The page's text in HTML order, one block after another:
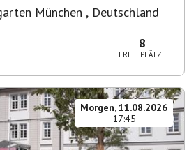
München , Deutschland
8
FREIE PLÄTZE
Morgen, 11.08.2026
17:45